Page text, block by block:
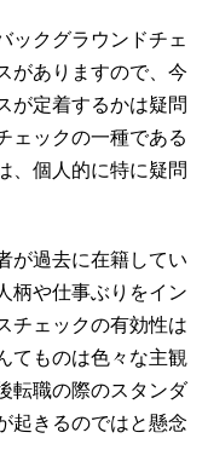
ックグラウンドチェ
がありますので、今
が定着するかは疑問
ェックの一種である
、個人的に特に疑問
が過去に在籍してい
柄や仕事ぶりをイン
チェックの有効性は
てものは色々な主観
転職の際のスタンダ
起きるのではと懸念